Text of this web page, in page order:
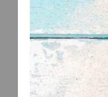
Chocolatier
A